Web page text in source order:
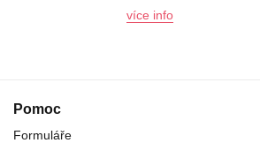
více info
Pomoc
Formuláře